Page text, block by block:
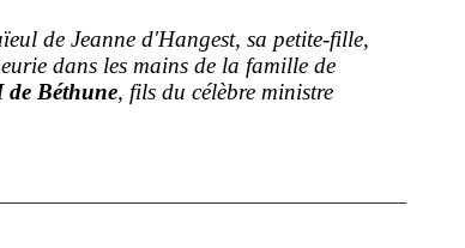
de Jeanne d'Hangest, sa petite-fille,
dans les mains de la famille de
Béthune, fils du célèbre ministre